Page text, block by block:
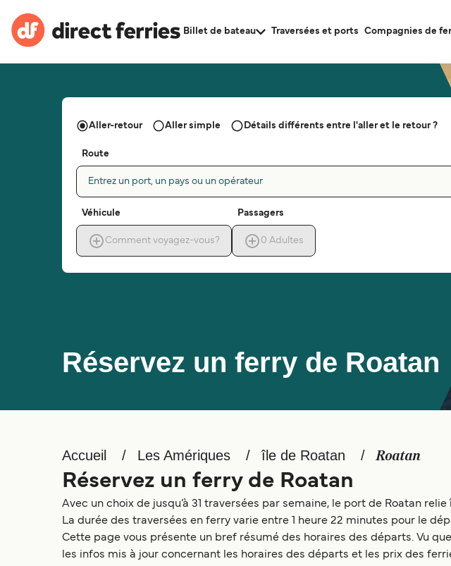
Billet de bateau Traversées et ports Compagnies de
Réservez un ferry de Roatan
Aller-retour Aller simple Détails différents entre l'aller et le retour ?
Route
Entrez un port, un pays ou un opérateur
Véhicule
Comment voyagez-vous?
Passagers
0 Adultes
Accueil Les Amériques île de Roatan Roatan
Réservez un ferry de Roatan
Avec un choix de jusqu’à 31 traversées par semaine, le port de Roatan
La durée des traversées en ferry varie entre 1 heure 22 minutes pour le
Cette page vous présente un bref résumé des horaires des départs. Vu
les infos mis à jour concernant les horaires des départs et les prix des